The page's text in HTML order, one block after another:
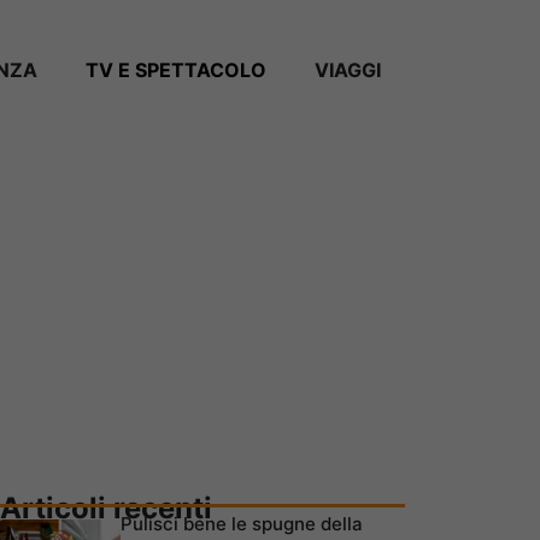
TV E SPETTACOLO VIAGGI
Articoli recentiPulisci bene le spugne della